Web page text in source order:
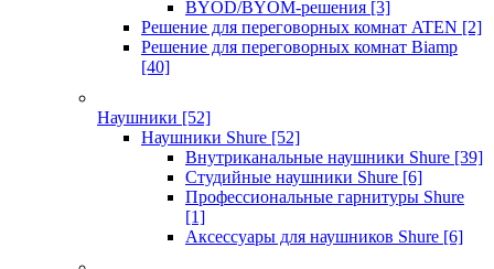
BYOD/BYOM-решения [3]
Решение для переговорных комнат ATEN [2]
Решение для переговорных комнат Biamp
[40]
Наушники [52]
Наушники Shure [52]
Внутриканальные наушники Shure [39]
Студийные наушники Shure [6]
Профессиональные гарнитуры Shure
[1]
Аксессуары для наушников Shure [6]